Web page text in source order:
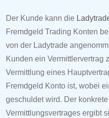
Der Kunde kann die
Fremdgeld Trading Konten
von der Ladytrade
Kunden ein Vermittlervertrag
Vermittlung eines
Fremdgeld Konto ist, wobei
geschuldet wird. Der
Vermittlungsvertrages ergibt